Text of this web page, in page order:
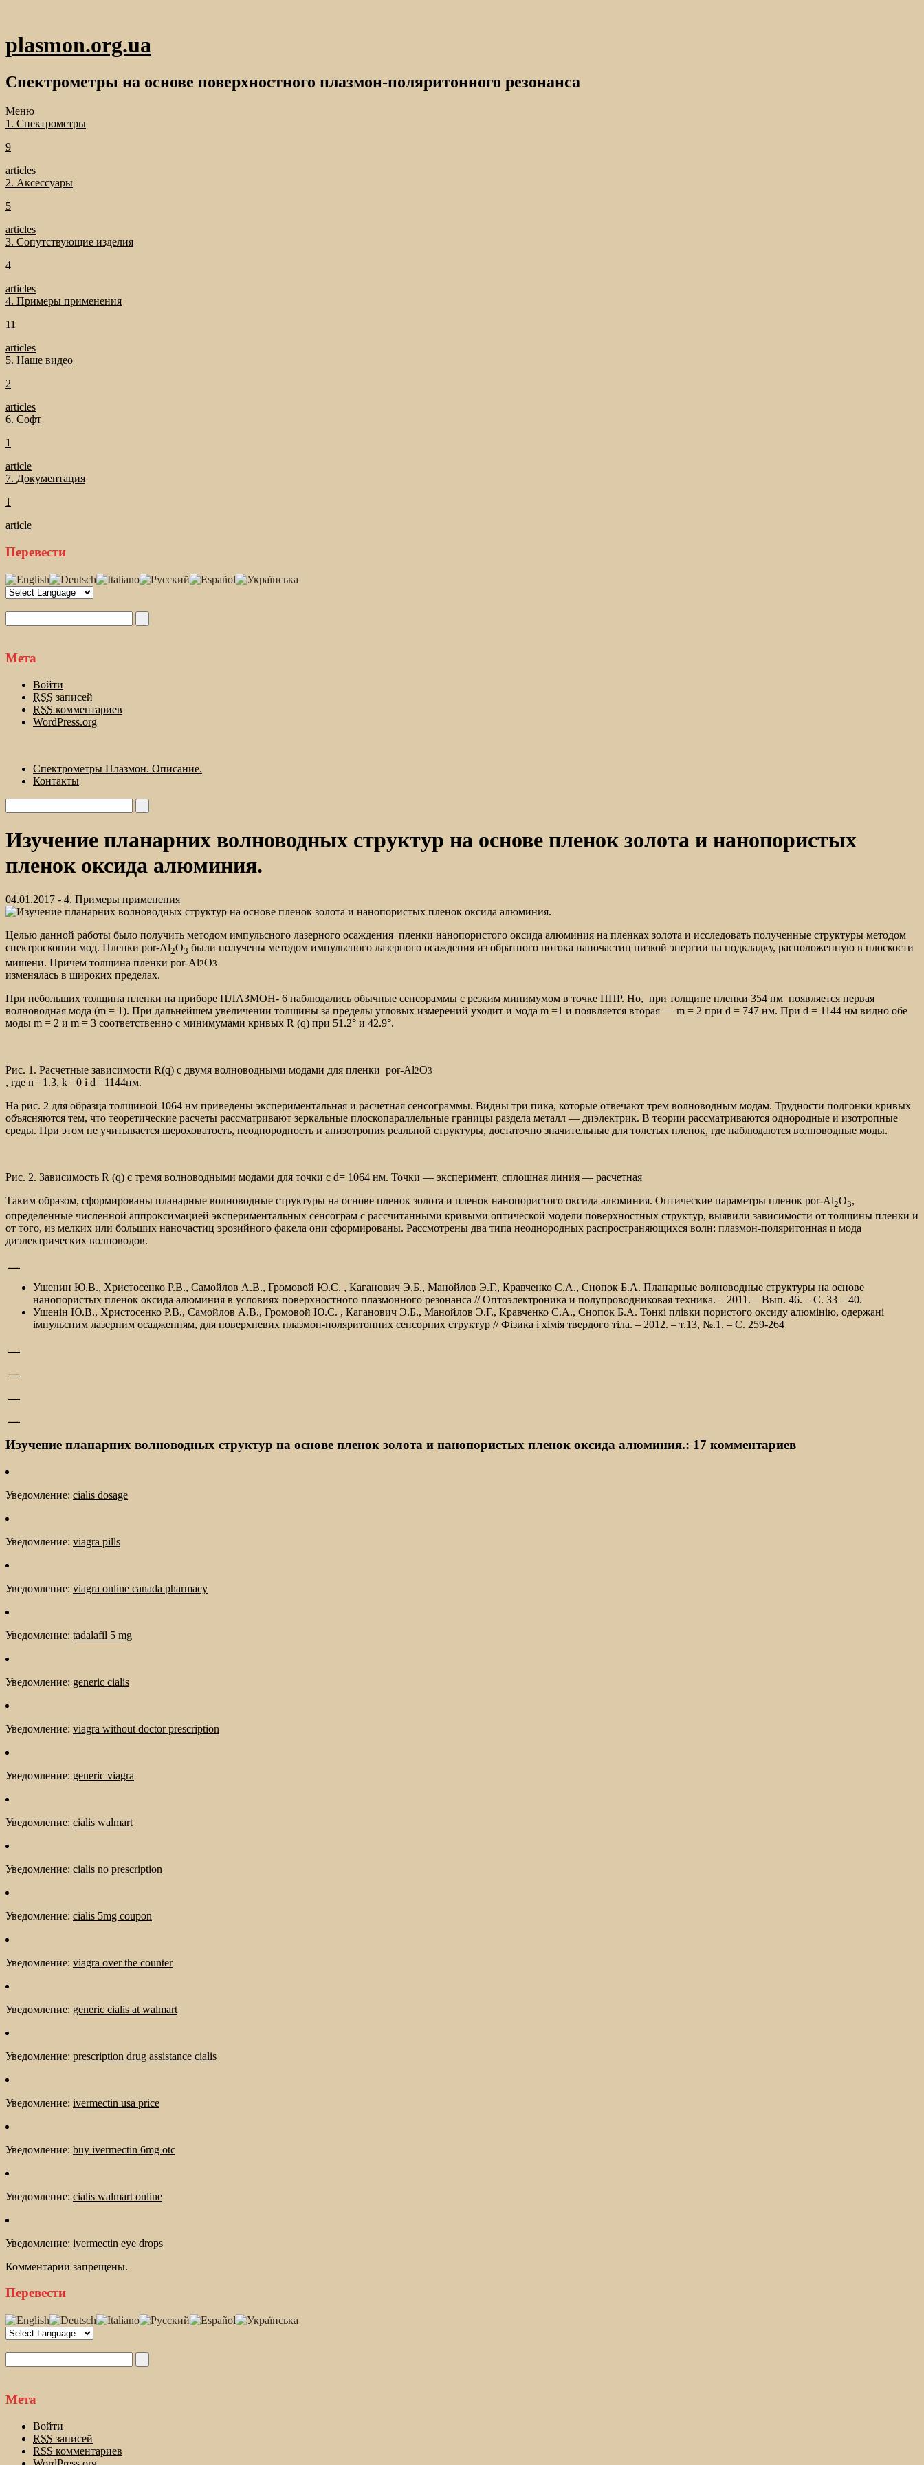
plasmon.org.ua
Спектрометры на основе поверхностного плазмон-поляритонного резонанса
Меню
1. Спектрометры
9
articles
2. Аксессуары
5
articles
3. Сопутствующие изделия
4
articles
4. Примеры применения
11
articles
5. Наше видео
2
articles
6. Софт
1
article
7. Документация
1
article
Перевести
Мета
Войти
RSS записей
RSS комментариев
WordPress.org
Спектрометры Плазмон. Описание.
Контакты
Изучение планарних волноводных структур на основе пленок золота и нанопористых
пленок оксида алюминия.
04.01.2017 - 4. Примеры применения
Целью данной работы было получить методом импульсного лазерного осаждения пленки нанопористого оксида алюминия на пленках золота и исследовать полученные структуры методом
спектроскопии мод. Пленки por-Al2O3 были получены методом импульсного лазерного осаждения из обратного потока наночастиц низкой энергии на подкладку, расположенную в плоскости
мишени. Причем толщина пленки por-Al2O3
изменялась в широких пределах.
При небольших толщина пленки на приборе ПЛАЗМОН- 6 наблюдались обычные сенсораммы с резким минимумом в точке ППР. Но, при толщине пленки 354 нм появляется первая
волноводная мода (m = 1). При дальнейшем увеличении толщины за пределы угловых измерений уходит и мода m =1 и появляется вторая — m = 2 при d = 747 нм. При d = 1144 нм видно обе
моды m = 2 и m = 3 соответственно с минимумами кривых R (q) при 51.2° и 42.9°.
Рис. 1. Расчетные зависимости R(q) с двумя волноводными модами для пленки por-Al2O3
, где n =1.3, k =0 і d =1144нм.
На рис. 2 для образца толщиной 1064 нм приведены экспериментальная и расчетная сенсограммы. Видны три пика, которые отвечают трем волноводным модам. Трудности подгонки кривых
объясняются тем, что теоретические расчеты рассматривают зеркальные плоскопараллельные границы раздела металл — диэлектрик. В теории рассматриваются однородные и изотропные
среды. При этом не учитывается шероховатость, неоднородность и анизотропия реальной структуры, достаточно значительные для толстых пленок, где наблюдаются волноводные моды.
Рис. 2. Зависимость R (q) с тремя волноводными модами для точки с d= 1064 нм. Точки — эксперимент, сплошная линия — расчетная
Таким образом, сформированы планарные волноводные структуры на основе пленок золота и пленок нанопористого оксида алюминия. Оптические параметры пленок por-Al2O3,
определенные численной аппроксимацией экспериментальных сенсограм с рассчитанными кривыми оптической модели поверхностных структур, выявили зависимости от толщины пленки и
от того, из мелких или больших наночастиц эрозийного факела они сформированы. Рассмотрены два типа неоднородных распространяющихся волн: плазмон-поляритонная и мода
диэлектрических волноводов.
Ушенин Ю.В., Христосенко Р.В., Самойлов А.В., Громовой Ю.С. , Каганович Э.Б., Манойлов Э.Г., Кравченко С.А., Снопок Б.А. Планарные волноводные структуры на основе
нанопористых пленок оксида алюминия в условиях поверхностного плазмонного резонанса // Оптоэлектроника и полупроводниковая техника. – 2011. – Вып. 46. – С. 33 – 40.
Ушенін Ю.В., Христосенко Р.В., Самойлов А.В., Громовой Ю.С. , Каганович Э.Б., Манойлов Э.Г., Кравченко С.А., Снопок Б.А. Тонкі плівки пористого оксиду алюмінію, одержані
імпульсним лазерним осадженням, для поверхневих плазмон-поляритонних сенсорних структур // Фізика і хімія твердого тіла. – 2012. – т.13, №.1. – С. 259-264
Изучение планарних волноводных структур на основе пленок золота и нанопористых пленок оксида алюминия.: 17 комментариев
Уведомление: cialis dosage
Уведомление: viagra pills
Уведомление: viagra online canada pharmacy
Уведомление: tadalafil 5 mg
Уведомление: generic cialis
Уведомление: viagra without doctor prescription
Уведомление: generic viagra
Уведомление: cialis walmart
Уведомление: cialis no prescription
Уведомление: cialis 5mg coupon
Уведомление: viagra over the counter
Уведомление: generic cialis at walmart
Уведомление: prescription drug assistance cialis
Уведомление: ivermectin usa price
Уведомление: buy ivermectin 6mg otc
Уведомление: cialis walmart online
Уведомление: ivermectin eye drops
Комментарии запрещены.
Перевести
Мета
Войти
RSS записей
RSS комментариев